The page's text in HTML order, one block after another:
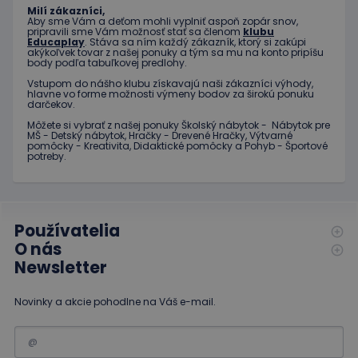
Milí zákazníci,
Aby sme Vám a deťom mohli vyplniť aspoň zopár snov,
pripravili sme Vám možnosť stať sa členom klubu
Educaplay. Stáva sa ním každý zákazník, ktorý si zakúpi
akýkoľvek tovar z našej ponuky a tým sa mu na konto pripíšu
body podľa tabuľkovej predlohy.
Vstupom do nášho klubu získavajú naši zákazníci výhody,
hlavne vo forme možnosti výmeny bodov za širokú ponuku
darčekov.
Môžete si vybrať z našej ponuky Školský nábytok - Nábytok pre
MŠ - Detský nábytok, Hračky - Drevené Hračky, Výtvarné
pomôcky - Kreativita, Didaktické pomôcky a Pohyb - Športové
potreby.
Používatelia
O nás
Newsletter
Novinky a akcie pohodlne na Váš e-mail.
www.educaplay.sk
relácie
relácií
Google Privacy Policy